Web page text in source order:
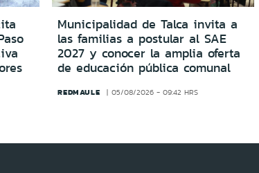
Municipalidad de Talca invita a
las familias a postular al SAE
2027 y conocer la amplia oferta
de educación pública comunal
REDMAULE 05/08/2026 - 09:42 HRS